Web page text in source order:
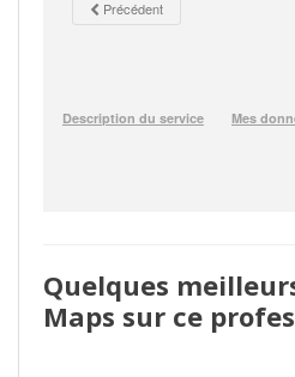
Quelques
Maps sur ce